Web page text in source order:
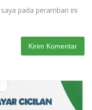
pada peramban ini